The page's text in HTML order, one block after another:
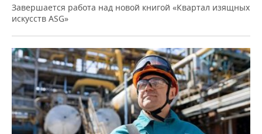
Завершается работа над новой книгой «Квартал изящных
искусств ASG»